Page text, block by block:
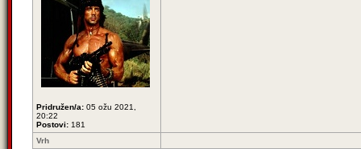
Pridružen/a: 05 ožu 2021,
20:22
Postovi: 181
Vrh